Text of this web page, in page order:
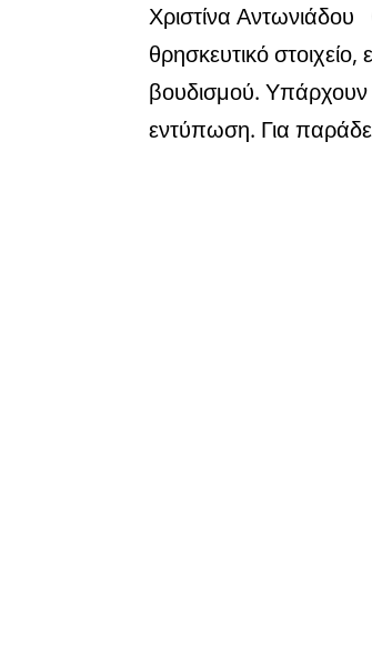
Χριστίνα
θρησκευτικό
βουδισμού. Υπάρχουν
εντύπωση. Για